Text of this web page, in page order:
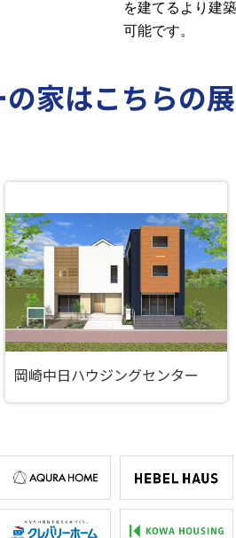
を建てるより建
可能です。
家はこちらの
岡崎中日ハウジングセンター